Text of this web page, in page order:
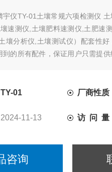
宇仪TY-01土壤常规六项检测仪
速测仪,土壤肥料速测仪,土肥速
壤分析仪,土壤测试仪）配套性
到的所有配件，保证用户只需提
01 厂商性质
2024-11-13 访 问 量
咨询